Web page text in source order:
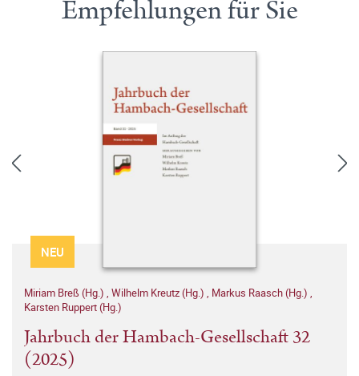
Empfehlungen für Sie
NEU
Miriam Breß (Hg.) , Wilhelm Kreutz (Hg.) , Markus Raasch (Hg.) ,
Karsten Ruppert (Hg.)
Jahrbuch der Hambach-Gesellschaft 32
(2025)